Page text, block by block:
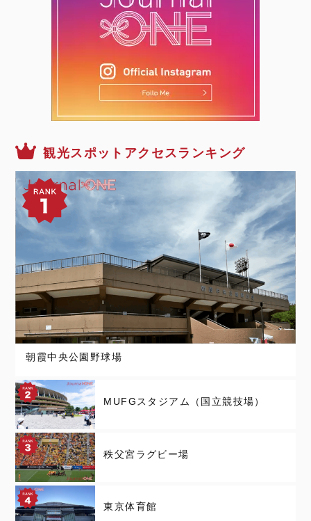
観光スポットアクセスランキング
朝霞中央公園野球場
MUFGスタジアム（国立競技場）
秩父宮ラグビー場
東京体育館